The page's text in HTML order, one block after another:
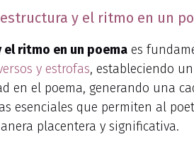
y el ritmo en un
ritmo en un poema es
y estrofas, estableciendo
en el poema, generando una
esenciales que permiten al
placentera y significativa.